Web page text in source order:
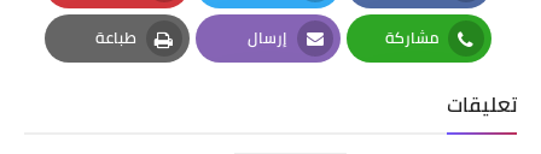
Facebook
Twitter
Pinterest
مشاركة
Whatsapp
إرسال
Email
طباعة
Print
تعليقات